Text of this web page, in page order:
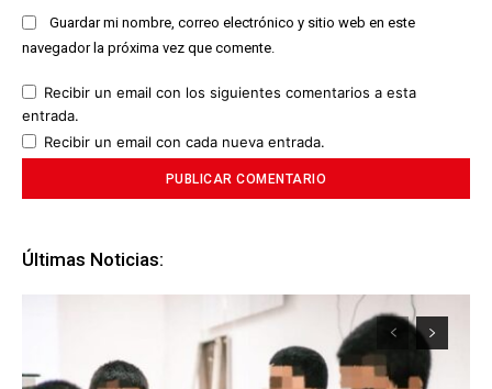
Guardar mi nombre, correo electrónico y sitio web en este
navegador la próxima vez que comente.
Recibir un email con los siguientes comentarios a esta
entrada.
Recibir un email con cada nueva entrada.
Últimas Noticias: